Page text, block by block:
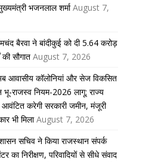
भजनलाल शर्मा August 7,
बैरवा ने बांदीकुई को दी 5.64 करोड़
सौगात August 7, 2026
आवासीय कॉलोनियां और सेज विकसित
भू-राजस्व नियम-2026 लागू; राज्य
आवंटित करेगी सरकारी जमीन, मंजूरी
भी मिला August 7, 2026
सचिव ने किया राजस्थान संपर्क
का निरीक्षण, परिवादियों से सीधे संवाद